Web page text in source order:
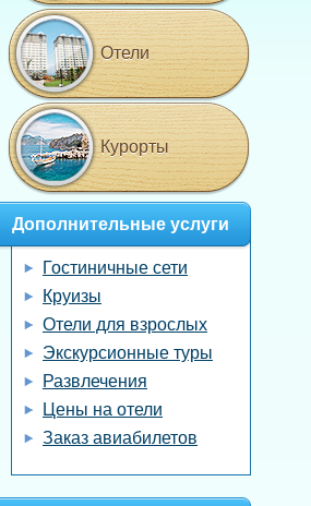
Отели
Курорты
Дополнительные услуги
Гостиничные сети
Круизы
Отели для взрослых
Экскурсионные туры
Развлечения
Цены на отели
Заказ авиабилетов